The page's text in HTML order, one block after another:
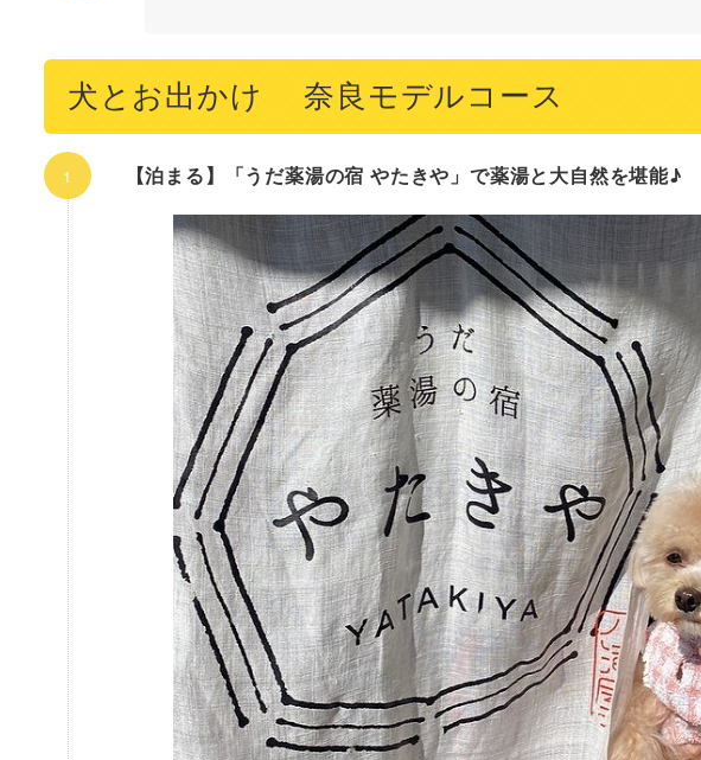
犬とお出かけ 奈良モデルコース
【泊まる】「うだ薬湯の宿 やたきや」で薬湯と大自然を堪能♪